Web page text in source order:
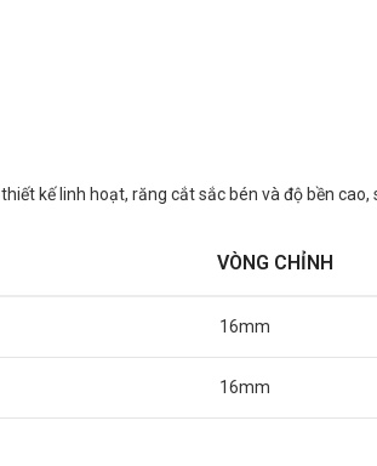
kế linh hoạt, răng cắt sắc bén và độ bền
VÒNG CHỈNH
16mm
16mm